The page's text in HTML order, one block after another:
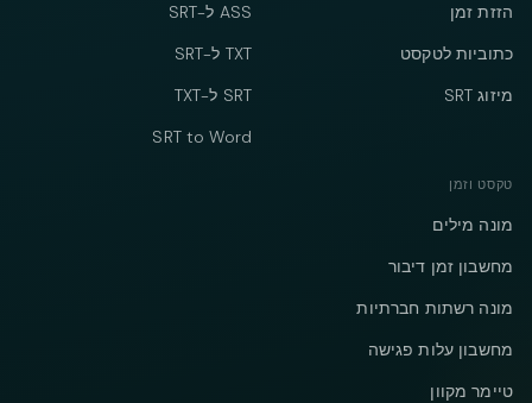
הזזת זמן
כתוביות לטקסט
מיזוג SRT
ASS ל-SRT
TXT ל-SRT
SRT ל-TXT
SRT to Word
טקסט וזמן
מונה מילים
מחשבון זמן דיבור
מונה רשתות חברתיות
מחשבון עלות פגישה
טיימר מקוון